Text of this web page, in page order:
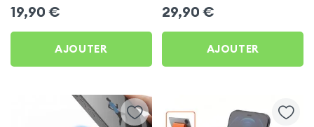
19,90 €
AJOUTER
29,90 €
AJOUTER